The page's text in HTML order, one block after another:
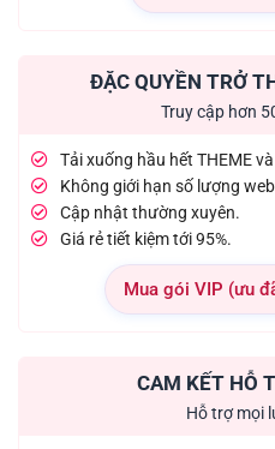
ĐẶC QUYỀN TRỞ
Truy cập hơn
Tải xuống hầu hết THEME và
Không giới hạn số lượng
Cập nhật thường xuyên.
Giá rẻ tiết kiệm tới 95%.
Mua gói VIP (ưu
CAM KẾT HỖ
Hỗ trợ mọi